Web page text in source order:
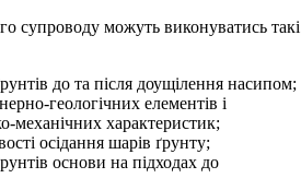
супроводу можуть виконуватись такі
до та після доущілення насипом;
геологічних елементів і
механічних характеристик;
осідання шарів ґрунту;
основи на підходах до